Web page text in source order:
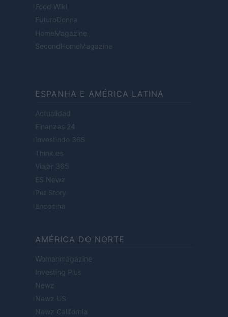
Food Wiki
FuturoDonna
HomeMagazine
SecondHomeMagazine
ESPANHA E AMÉRICA LATINA
Actualidad
Finanzas 24
Investindo 365
Think.es
Viajar 365
ES Newz
Pet Story
Encocina
AMÉRICA DO NORTE
Womanmagazine
Investing Plus
Newz
Newz US
Newz California